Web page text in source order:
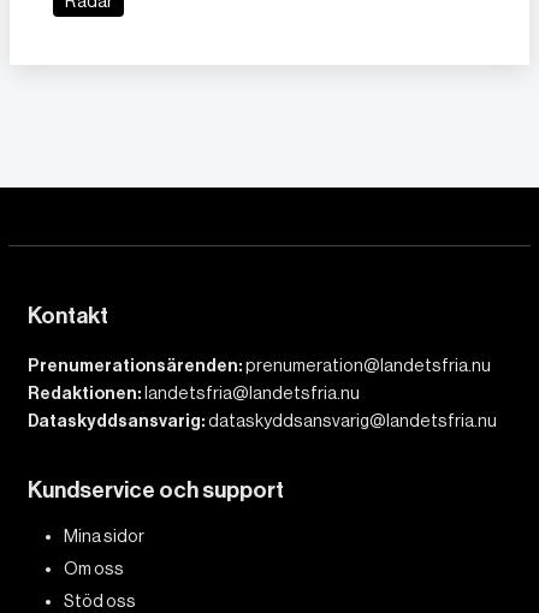
Kontakt
Prenumerationsärenden:prenumeration@landetsfria.nu
Redaktionen: landetsfria@landetsfria.nu
Dataskyddsansvarig:dataskyddsansvarig@landetsfria.nu
Kundservice och support
Mina sidor
Om oss
Stöd oss